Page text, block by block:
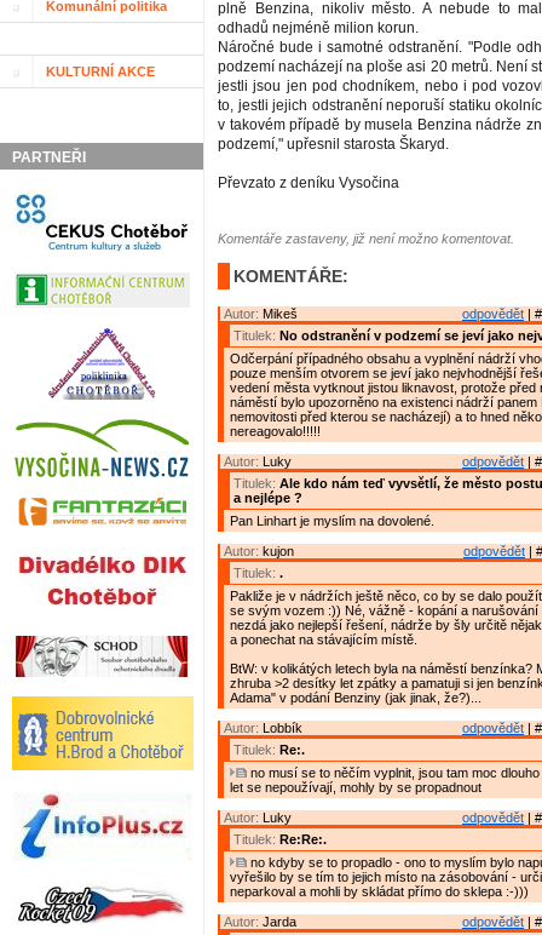
Komunální politika
KULTURNÍ AKCE
PARTNEŘI
plně Benzina, nikoliv město. A nebude to
odhadů nejméně milion korun.
Náročné bude i samotné odstranění. "Podle
podzemí nacházejí na ploše asi 20 metrů. Není
jestli jsou jen pod chodníkem, nebo i pod
to, jestli jejich odstranění neporuší statiku
v takovém případě by musela Benzina nádrže
podzemí," upřesnil starosta Škaryd.
Převzato z deníku Vysočina
Komentáře zastaveny, již není možno komentovat.
KOMENTÁŘE:
odpovědět |
Autor: Mikeš
Titulek: No odstranění v podzemí se jeví jako
Odčerpání případného obsahu a vyplnění nádrží
pouze menším otvorem se jeví jako nejvhodnější
vedení města vytknout jistou liknavost, protože před
náměstí bylo upozorněno na existenci nádrží panem
nemovitosti před kterou se nacházejí) a to hned
nereagovalo!!!!!
odpovědět |
Autor: Luky
Titulek: Ale kdo nám teď vyvsětlí, že město
a nejlépe ?
Pan Linhart je myslím na dovolené.
odpovědět |
Autor: kujon
Titulek: .
Pakliže je v nádržích ještě něco, co by se dalo
se svým vozem :)) Né, vážně - kopání a narušování
nezdá jako nejlepší řešení, nádrže by šly určitě
a ponechat na stávajícím místě.
BtW: v kolikátých letech byla na náměstí benzínka?
zhruba >2 desítky let zpátky a pamatuji si jen
Adama" v podání Benziny (jak jinak, že?)...
odpovědět |
Autor: Lobbík
Titulek: Re:.
no musí se to něčím vyplnit, jsou tam moc
let se nepoužívají, mohly by se propadnout
odpovědět |
Autor: Luky
Titulek: Re:Re:.
no kdyby se to propadlo - ono to myslím bylo
vyřešilo by se tím to jejich místo na zásobování -
neparkoval a mohli by skládat přímo do sklepa :-)))
odpovědět |
Autor: Jarda